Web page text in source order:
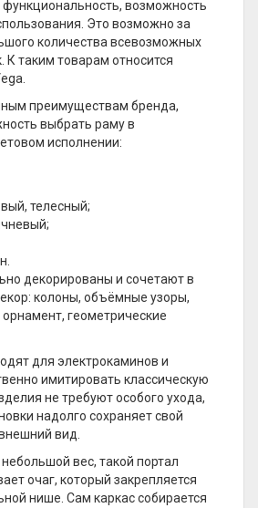
функциональность, возможность
Это возможно за
количества всевозможных
К таким товарам относится
преимуществам бренда,
выбрать раму в
исполнении:
телесный;
декорированы и сочетают в
колоны, объёмные узоры,
геометрические
для электрокаминов и
имитировать классическую
не требуют особого ухода,
надолго сохраняет свой
вид.
вес, такой портал
очаг, который закрепляется
нише. Сам каркас собирается